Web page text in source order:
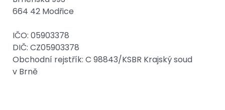
664 42 Modřice
IČO: 05903378
DIČ: CZ05903378
Obchodní rejstřík: C 98843/KSBR Krajský soud
v Brně